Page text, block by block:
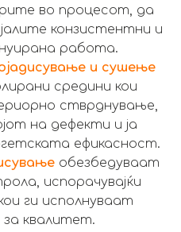
во процесот, да
конзистентни и
работа.
и сушење
средини кои
стврднување,
на дефекти и ја
ефикасност.
обезбедуваат
испорачувајќи
ги исполнуваат
квалитет.